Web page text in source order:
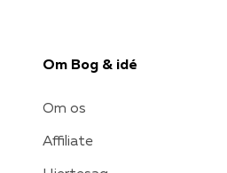
Om Bog & idé
Om os
Affiliate